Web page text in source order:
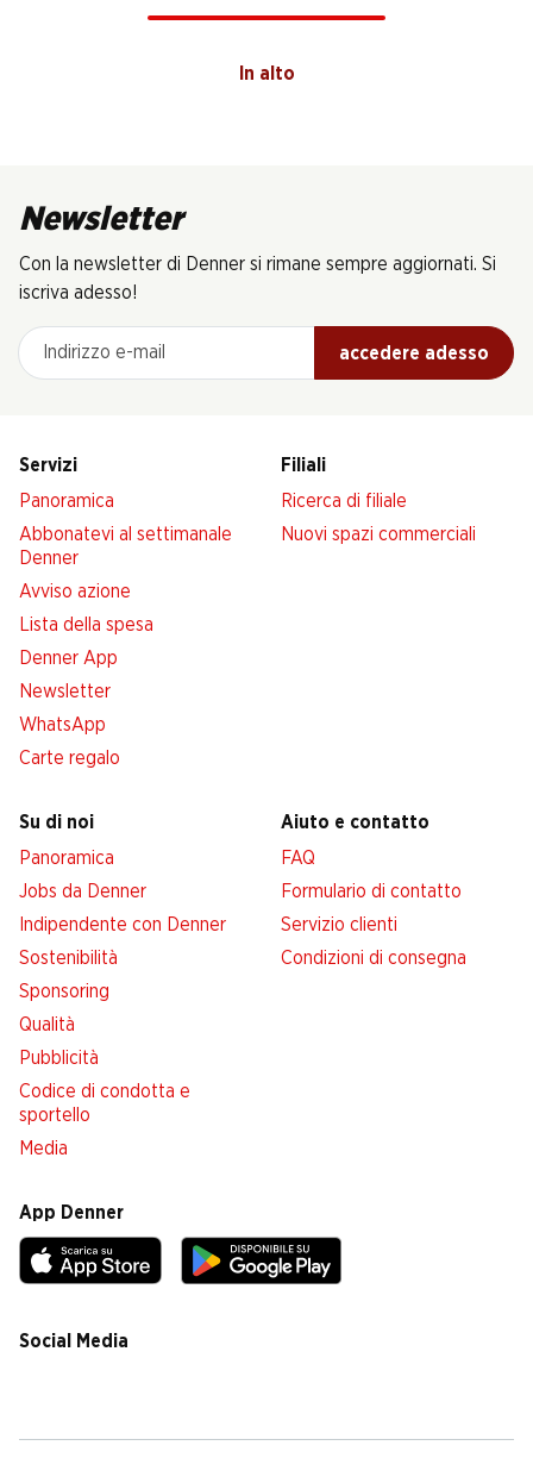
In alto
Newsletter
Con la newsletter di Denner si rimane sempre aggiornati. Si
iscriva adesso!
Indirizzo e-mail
accedere adesso
Servizi
Panoramica
Abbonatevi al settimanale
Denner
Avviso azione
Lista della spesa
Denner App
Newsletter
WhatsApp
Carte regalo
Filiali
Ricerca di filiale
Nuovi spazi commerciali
Su di noi
Panoramica
Jobs da Denner
Indipendente con Denner
Sostenibilità
Sponsoring
Qualità
Pubblicità
Codice di condotta e
sportello
Media
Aiuto e contatto
FAQ
Formulario di contatto
Servizio clienti
Condizioni di consegna
App Denner
Social Media